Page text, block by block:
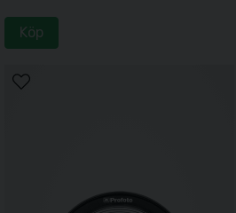
Köp